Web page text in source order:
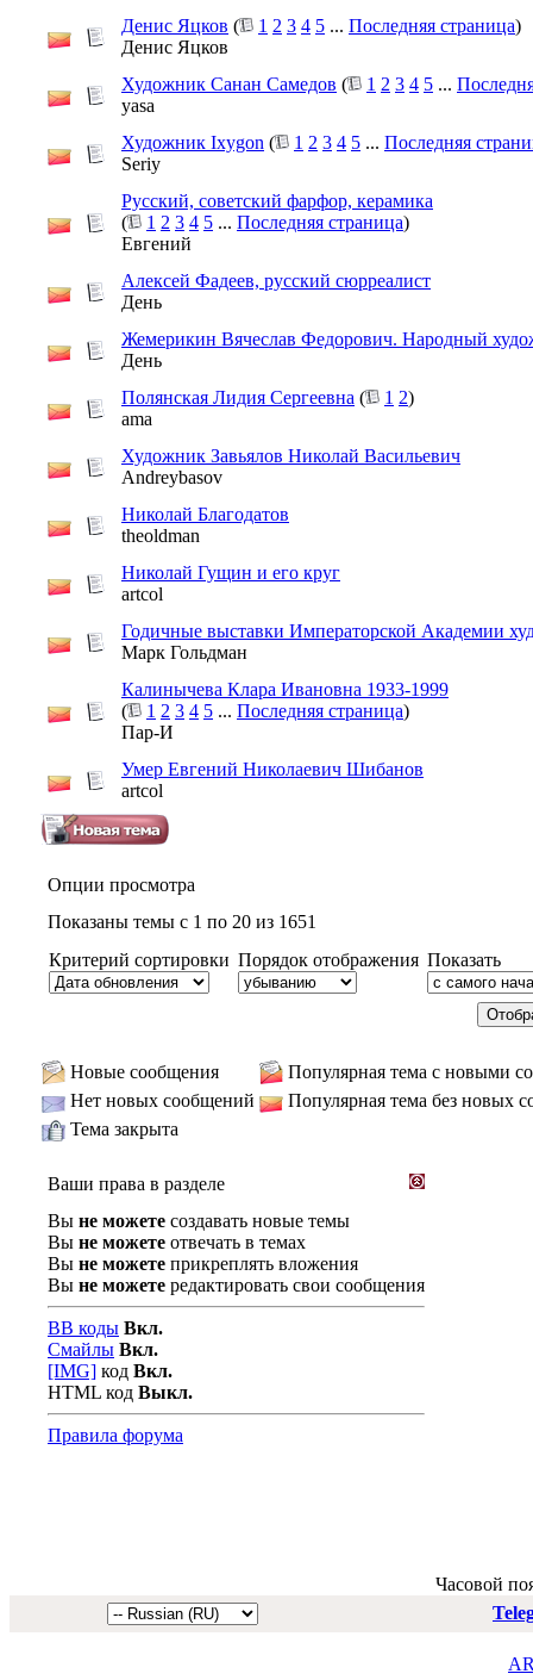
Денис Яцков ( 1 2 3 4 5 ... Последняя страница)
Денис Яцков
Художник Санан Самедов ( 1 2 3 4 5 ...
yasa
Художник Ixygon ( 1 2 3 4 5 ... Последняя
Seriy
Русский, советский фарфор, керамика
(
1 2 3 4 5 ... Последняя страница)
Евгений
Алексей Фадеев, русский сюрреалист
День
Жемерикин Вячеслав Федорович. Народный
День
Полянская Лидия Сергеевна ( 1 2)
ama
Художник Завьялов Николай Васильевич
Andreybasov
Николай Благодатов
theoldman
Николай Гущин и его круг
artcol
Годичные выставки Императорской Академии
Марк Гольдман
Калинычева Клара Ивановна 1933-1999
(
1 2 3 4 5 ... Последняя страница)
Пар-И
Умер Евгений Николаевич Шибанов
artcol
Опции просмотра
Показаны темы с 1 по 20 из 1651
Критерий сортировки Порядок отображения Показать
Новые сообщения
Популярная тема с новыми
Нет новых сообщений
Популярная тема без новых
Тема закрыта
Ваши права в разделе
Вы не можете создавать новые темы
Вы не можете отвечать в темах
Вы не можете прикреплять вложения
Вы не можете редактировать свои сообщения
BB коды Вкл.
Смайлы Вкл.
[IMG] код Вкл.
HTML код Выкл.
Правила форума
Часовой